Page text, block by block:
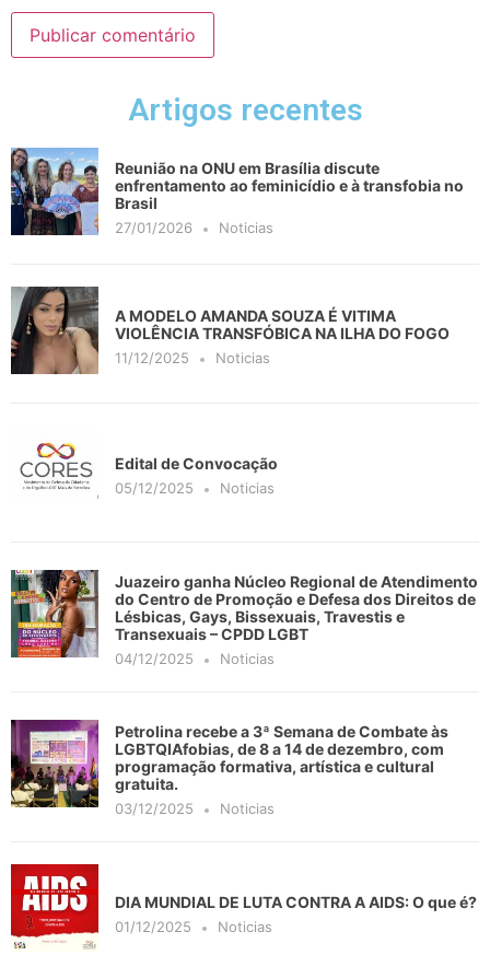
Artigos recentes
Reunião na ONU em Brasília discute
enfrentamento ao feminicídio e à transfobia no
Brasil
27/01/2026 Noticias
A MODELO AMANDA SOUZA É VITIMA
VIOLÊNCIA TRANSFÓBICA NA ILHA DO FOGO
11/12/2025 Noticias
Edital de Convocação
05/12/2025 Noticias
Juazeiro ganha Núcleo Regional de Atendimento
do Centro de Promoção e Defesa dos Direitos de
Lésbicas, Gays, Bissexuais, Travestis e
Transexuais – CPDD LGBT
04/12/2025 Noticias
Petrolina recebe a 3ª Semana de Combate às
LGBTQIAfobias, de 8 a 14 de dezembro, com
programação formativa, artística e cultural
gratuita.
03/12/2025 Noticias
DIA MUNDIAL DE LUTA CONTRA A AIDS: O que é?
01/12/2025 Noticias